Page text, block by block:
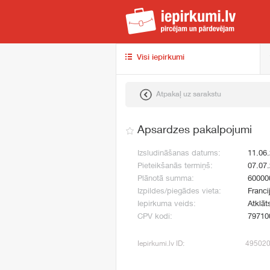
Visi iepirkumi
Atpakaļ uz sarakstu
Apsardzes pakalpojumi
Izsludināšanas datums:
Pieteikšanās termiņš:
Plānotā summa:
Izpildes/piegādes vieta:
Iepirkuma veids:
CPV kodi:
Iepirkumi.lv ID: